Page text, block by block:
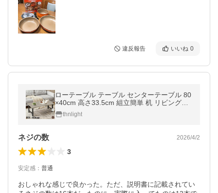
違反報告 いいね 0
ローテーブル テーブル センターテーブル 80
×40cm 高さ33.5cm 組立簡単 机 リビングテ
ーブル コーヒーテーブル 木製 北欧 一人暮ら
し おしゃれ
thnlight
ネジの数 2026/4/2
3
安定感 ： 普通
おしゃれな感じで良かった。ただ、説明書に記載されてい